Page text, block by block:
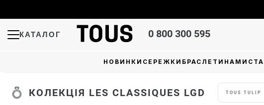
КАТАЛОГ 0 800 300 595
НОВИНКИ СЕРЕЖКИ БРАСЛЕТИ НАМИСТА
КОЛЕКЦІЯ LES CLASSIQUES LGD TOUS TULIP